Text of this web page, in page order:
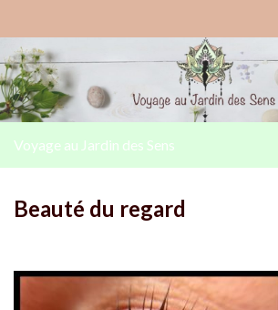
Voyage au Jardin des Sens
Beauté du regard